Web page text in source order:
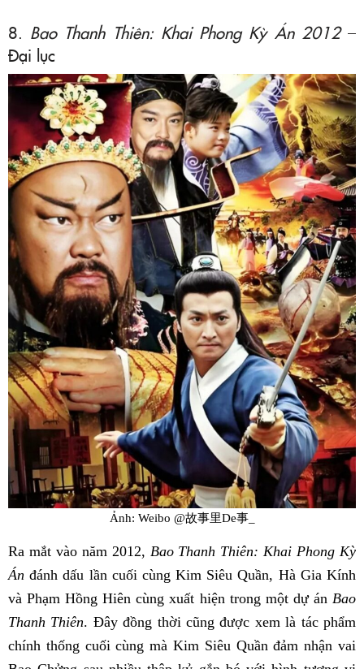
8. Bao Thanh Thiên: Khai Phong Kỳ Án 2012–
Đại lục
Ảnh: Weibo @故事里De事_
Ra mắt vào năm 2012, Bao Thanh Thiên: Khai Phong Kỳ
Án đánh dấu lần cuối cùng Kim Siêu Quần, Hà Gia Kính
và Phạm Hồng Hiên cùng xuất hiện trong một dự án Bao
Thanh Thiên. Đây đồng thời cũng được xem là tác phẩm
chính thống cuối cùng mà Kim Siêu Quần đảm nhận vai